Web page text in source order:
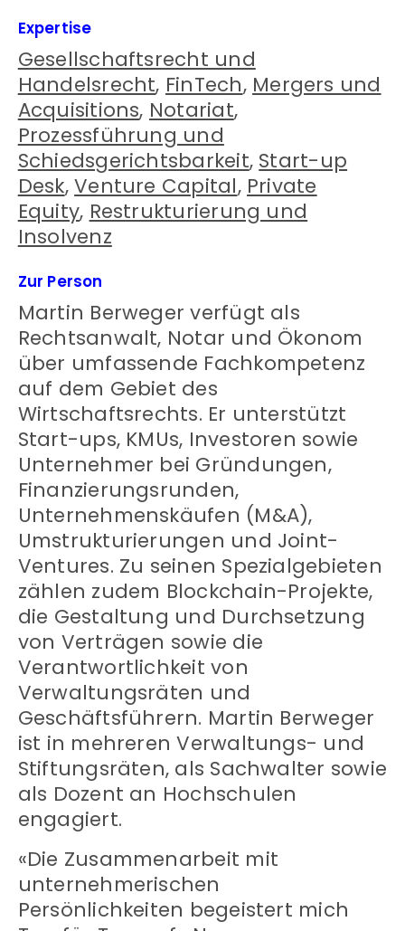
Expertise
Gesellschaftsrecht und
Handelsrecht, FinTech, Mergers und
Acquisitions, Notariat,
Prozessführung und
Schiedsgerichtsbarkeit, Start-up
Desk,Venture Capital, Private
Equity, Restrukturierung und
Insolvenz
Zur Person
Martin Berweger verfügt als
Rechtsanwalt, Notar und Ökonom
über umfassende Fachkompetenz
auf dem Gebiet des
Wirtschaftsrechts. Er unterstützt
Start-ups, KMUs, Investoren sowie
Unternehmer bei Gründungen,
Finanzierungsrunden,
Unternehmenskäufen (M&A),
Umstrukturierungen und Joint-
Ventures. Zu seinen Spezialgebieten
zählen zudem Blockchain-Projekte,
die Gestaltung und Durchsetzung
von Verträgen sowie die
Verantwortlichkeit von
Verwaltungsräten und
Geschäftsführern. Martin Berweger
ist in mehreren Verwaltungs- und
Stiftungsräten, als Sachwalter sowie
als Dozent an Hochschulen
engagiert.
«Die Zusammenarbeit mit
unternehmerischen
Persönlichkeiten begeistert mich